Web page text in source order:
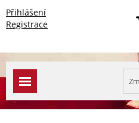
Přihlášení
Registrace